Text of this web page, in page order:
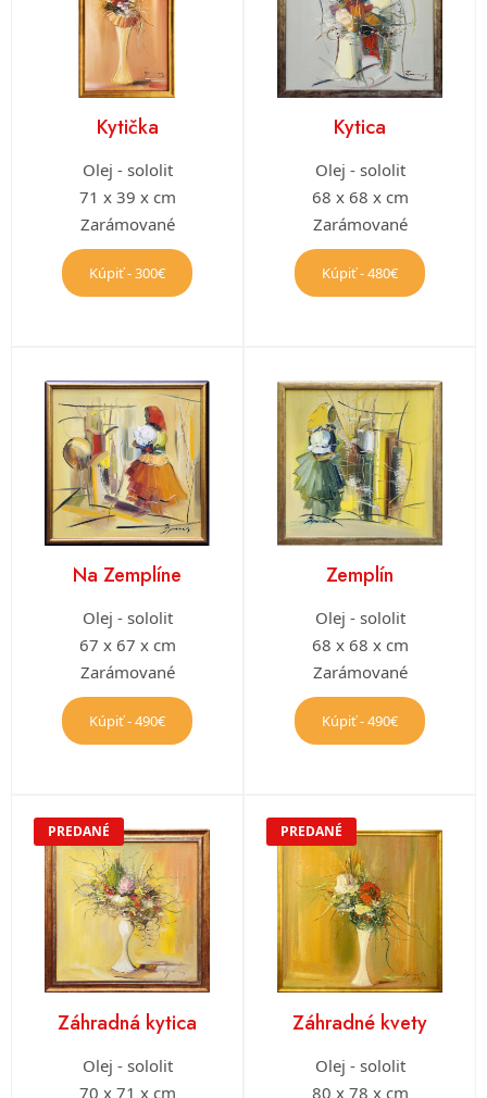
Kytička
Olej - sololit
71 x 39 x cm
Zarámované
Kúpiť - 300€
Kytica
Olej - sololit
68 x 68 x cm
Zarámované
Kúpiť - 480€
Na Zemplíne
Olej - sololit
67 x 67 x cm
Zarámované
Kúpiť - 490€
Zemplín
Olej - sololit
68 x 68 x cm
Zarámované
Kúpiť - 490€
PREDANÉ
Záhradná kytica
Olej - sololit
70 x 71 x cm
PREDANÉ
Záhradné kvety
Olej - sololit
80 x 78 x cm